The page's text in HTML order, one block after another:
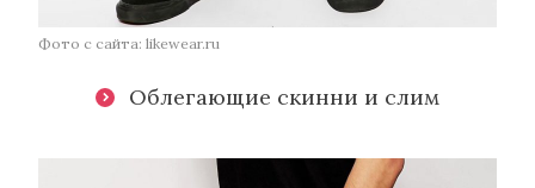
Фото с сайта: likewear.ru
Облегающие скинни и слим